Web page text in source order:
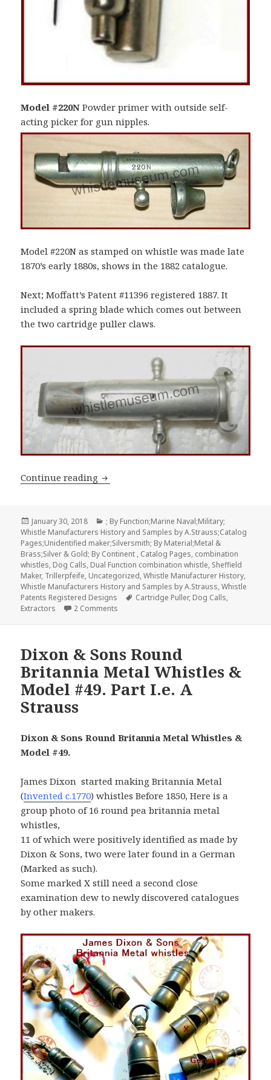
Model #220N Powder primer with outside self-
acting picker for gun nipples.
Model #220N as stamped on whistle was made late
1870’s early 1880s, shows in the 1882 catalogue.
Next; Moffatt’s Patent #11396 registered 1887. It
included a spring blade which comes out between
the two cartridge puller claws.
Continue reading Dixon & Sons Extractors – Cartridge
Posted
on
January 30, 2018 Categories
; By Function;Marine Naval;Military;
Whistle Manufacturers History and Samples by A.Strauss;Catalog
Pages;Unidentified maker;Silversmith; By Material;Metal &
Brass;Silver & Gold; By Continent , Catalog Pages, combination
whistles, Dog Calls, Dual Function combination whistle, Sheffield
Maker, Trillerpfeife, Uncategorized,Whistle Manufacturer History,
Whistle Manufacturers History and Samples by A.Strauss,Whistle
Patents Registered Designs
Tags
Cartridge Puller, Dog Calls,
Extractors
2 Comments
Dixon & Sons Round
Britannia Metal Whistles &
Model #49. Part I.e. A
Strauss
Dixon & Sons Round Britannia Metal Whistles &
Model #49.
James Dixon started making Britannia Metal
(Invented c.1770) whistles Before 1850, Here is a
group photo of 16 round pea britannia metal
whistles,
11 of which were positively identified as made by
Dixon & Sons, two were later found in a German
(Marked as such).
Some marked X still need a second close
examination dew to newly discovered catalogues
by other makers.